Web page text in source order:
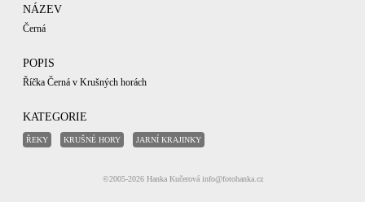
NÁZEV
Černá
POPIS
Říčka Černá v Krušných horách
KATEGORIE
ŘEKY KRUŠNÉ HORY JARNÍ KRAJINKY
©2005-2026 Hanka Kučerováinfo@fotohanka.cz